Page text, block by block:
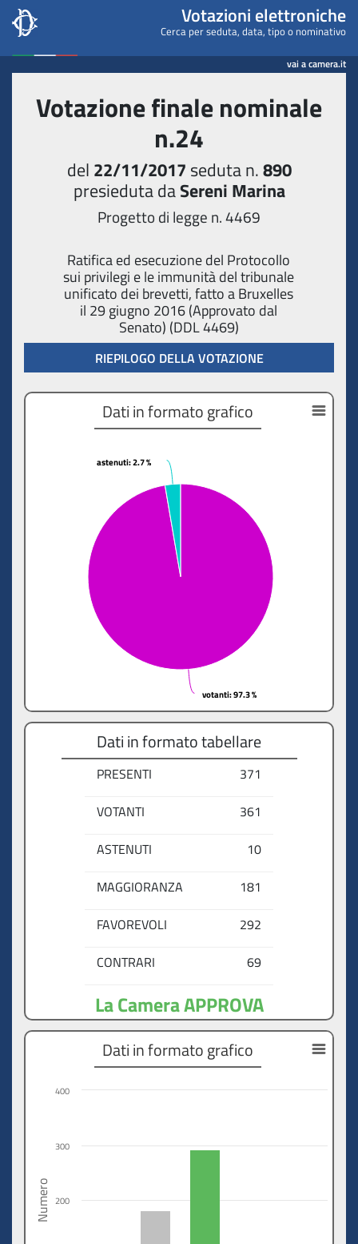
Camera dei deputati -
Votazioni elettroniche
Cerca per seduta, data, tipo o nominativo
vai a camera.it
Votazione finale nominale
n.24
del 22/11/2017 seduta n.890
presieduta daSereni Marina
Progetto di legge n. 4469
Ratifica ed esecuzione del Protocollo
sui privilegi e le immunità del tribunale
unificato dei brevetti, fatto a Bruxelles
il 29 giugno 2016 (Approvato dal
Senato) (DDL 4469)
RIEPILOGO DELLA VOTAZIONE
votanti: 97.3 %
votanti: 97.3 %
astenuti: 2.7 %
astenuti: 2.7 %
Dati in formato grafico
Dati in formato tabellare
PRESENTI
371
VOTANTI
361
ASTENUTI
10
MAGGIORANZA
181
FAVOREVOLI
292
CONTRARI
69
La Camera APPROVA
Numero 200
300
400
Dati in formato grafico